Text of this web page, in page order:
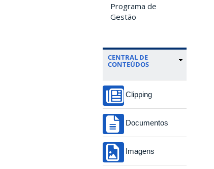
Programa de
Gestão
CENTRAL DE
CONTEÚDOS
Clipping
Documentos
Imagens